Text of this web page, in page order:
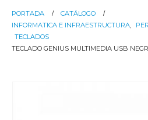
PORTADA
CATÁLOGO
INFORMATICA E INFRAESTRUCTURA,
TECLADOS
TECLADO GENIUS MULTIMEDIA USB